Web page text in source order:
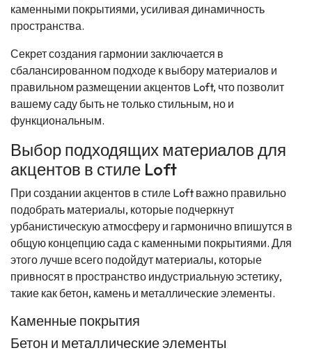
каменными покрытиями, усиливая динамичность
пространства.
Секрет создания гармонии заключается в
сбалансированном подходе к выбору материалов и
правильном размещении акцентов Loft, что позволит
вашему саду быть не только стильным, но и
функциональным.
Выбор подходящих материалов для
акцентов в стиле Loft
При создании акцентов в стиле Loft важно правильно
подобрать материалы, которые подчеркнут
урбанистическую атмосферу и гармонично впишутся в
общую концепцию сада с каменными покрытиями. Для
этого лучше всего подойдут материалы, которые
привносят в пространство индустриальную эстетику,
такие как бетон, камень и металлические элементы.
Каменные покрытия
Бетон и металлические элементы